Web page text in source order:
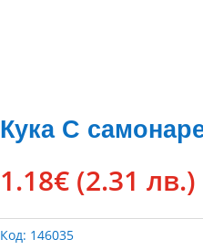
Кука С
1.18€ (2.31 лв.)
Код: 146035